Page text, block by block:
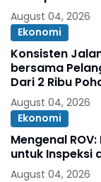
August 04, 2026
Ekonomi
Konsisten
bersama
Dari 2 Ribu
2026
August 04, 2026
Ekonomi
Mengenal
untuk Inspeksi
August 04, 2026